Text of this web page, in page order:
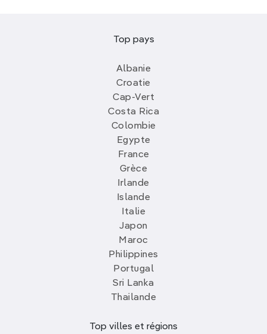
Top pays
Albanie
Croatie
Cap-Vert
Costa Rica
Colombie
Egypte
France
Grèce
Irlande
Islande
Italie
Japon
Maroc
Philippines
Portugal
Sri Lanka
Thailande
Top villes et régions